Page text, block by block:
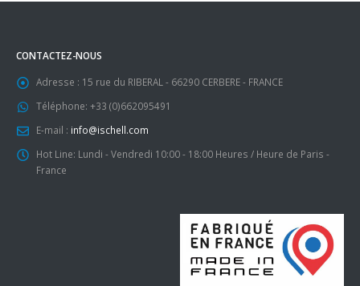
CONTACTEZ-NOUS
Adresse : 15 rue du RIBERAL - 66290 CERBERE - FRANCE
Téléphone: +33 (0)662095491
E-mail : info@ischell.com
Hot Line: Lundi - Vendredi 10:00 - 18:00 Heures / Heure de Paris -
France